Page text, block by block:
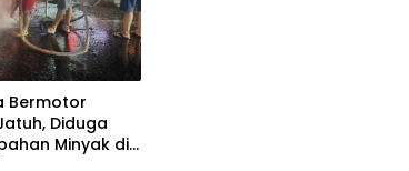
Bermotor
Diduga
Minyak di